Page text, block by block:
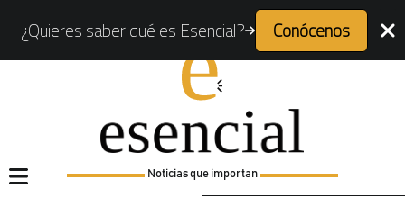
¿Quieres saber qué es Esencial? Conócenos
Noticias que importan